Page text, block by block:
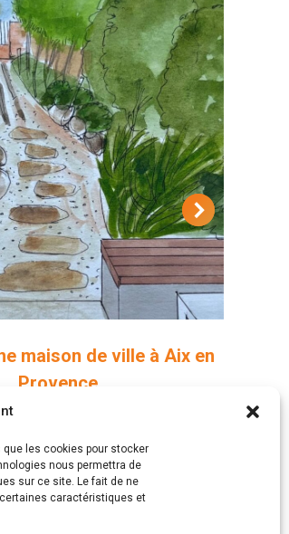
les cookies pour stocker
nous permettra de
sur ce site. Le fait de ne
caractéristiques et
maison de ville à Aix en
Provence
Projets paysagers